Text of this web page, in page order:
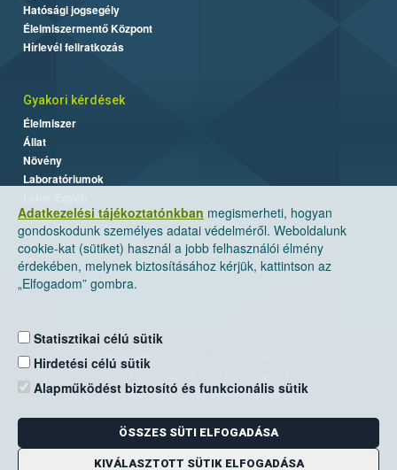
Adatkezelési tájékoztatónkban megismerheti, hogyan
gondoskodunk személyes adatai védelméről. Weboldalunk
cookie-kat (sütiket) használ a jobb felhasználói élmény
érdekében, melynek biztosításához kérjük, kattintson az
„Elfogadom” gombra.
Statisztikai célú sütik
Hirdetési célú sütik
Alapműködést biztosító és funkcionális sütik
ÖSSZES SÜTI ELFOGADÁSA
KIVÁLASZTOTT SÜTIK ELFOGADÁSA
Hatósági jogsegély
Élelmiszermentő Központ
Hírlevél feliratkozás
Gyakori kérdések
Élelmiszer
Állat
Növény
Laboratóriumok
Nemzeti Élelmiszerlánc-biztonsági Hivatal
Levelezési cím: 1525 Budapest. Pf. 30.
E-mail:ugyfelszolgalat@nebih.gov.hu
Zöld szám: 06-80/263-244